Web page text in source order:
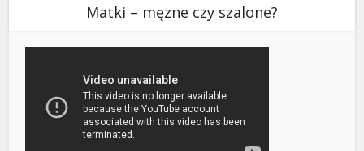
Matki – męzne czy szalone?